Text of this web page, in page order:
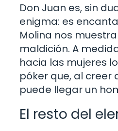
Don Juan es, sin
enigma: es
Molina nos
maldición. A
hacia las mujeres
póker que, al
puede llegar un
El resto del